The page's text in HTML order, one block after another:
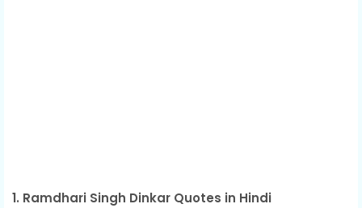
1. Ramdhari Singh Dinkar Quotes in Hindi